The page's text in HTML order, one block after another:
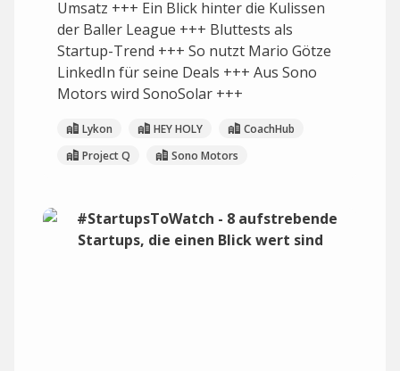
Umsatz +++ Ein Blick hinter die Kulissen
der Baller League +++ Bluttests als
Startup-Trend +++ So nutzt Mario Götze
LinkedIn für seine Deals +++ Aus Sono
Motors wird SonoSolar +++
Lykon HEY HOLY
CoachHub
Project Q
Sono Motors